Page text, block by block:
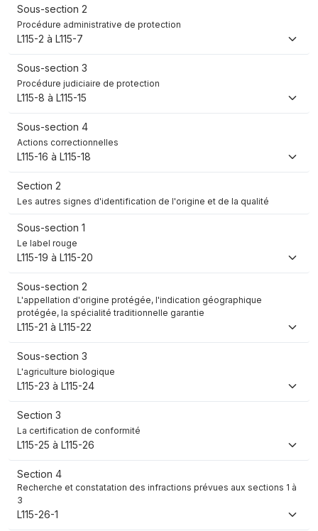
Sous-section 2
Procédure administrative de protection
L115-2 à L115-7
Sous-section 3
Procédure judiciaire de protection
L115-8 à L115-15
Sous-section 4
Actions correctionnelles
L115-16 à L115-18
Section 2
Les autres signes d'identification de l'origine et de la qualité
Sous-section 1
Le label rouge
L115-19 à L115-20
Sous-section 2
L'appellation d'origine protégée, l'indication géographique
protégée, la spécialité traditionnelle garantie
L115-21 à L115-22
Sous-section 3
L'agriculture biologique
L115-23 à L115-24
Section 3
La certification de conformité
L115-25 à L115-26
Section 4
Recherche et constatation des infractions prévues aux sections 1 à
3
L115-26-1